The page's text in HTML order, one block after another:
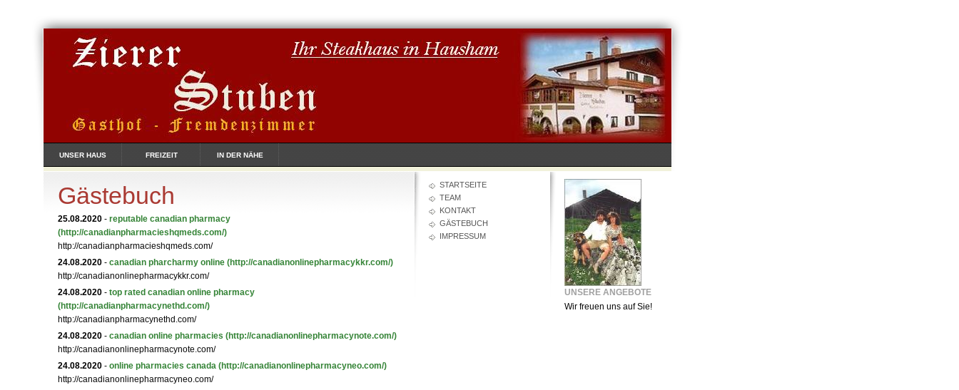
UNSER HAUS FREIZEIT IN DER NÄHE
STARTSEITE
TEAM
KONTAKT
GÄSTEBUCH
IMPRESSUM
Gästebuch
25.08.2020 - reputable canadian pharmacy
(http://canadianpharmacieshqmeds.com/)
http://canadianpharmacieshqmeds.com/
24.08.2020 - canadian pharcharmy online (http://canadianonlinepharmacykkr.com/)
http://canadianonlinepharmacykkr.com/
24.08.2020 - top rated canadian online pharmacy
(http://canadianpharmacynethd.com/)
http://canadianpharmacynethd.com/
24.08.2020 - canadian online pharmacies (http://canadianonlinepharmacynote.com/)
http://canadianonlinepharmacynote.com/
24.08.2020 - online pharmacies canada (http://canadianonlinepharmacyneo.com/)
http://canadianonlinepharmacyneo.com/
UNSERE ANGEBOTE
Wir freuen uns auf Sie!